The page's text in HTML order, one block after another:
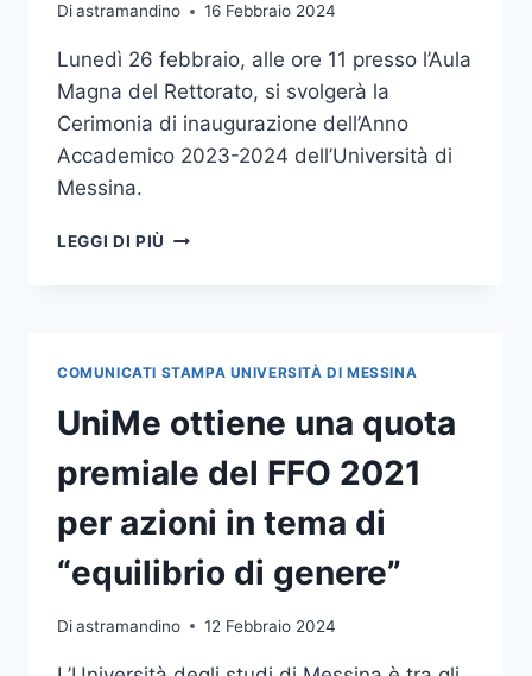
Diastramandino 16 Febbraio 2024
Lunedì 26 febbraio, alle ore 11 presso l’Aula
Magna del Rettorato, si svolgerà la
Cerimonia di inaugurazione dell’Anno
Accademico 2023-2024 dell’Università di
Messina.
LEGGI DI PIÙ LUNEDÌ
2023/24
DELL’UNIVERSITÀ
DI
MESSINA
COMUNICATI STAMPA UNIVERSITÀ DI MESSINA
UniMe ottiene una quota
premiale del FFO 2021
per azioni in tema di
“equilibrio di genere”
Diastramandino 12 Febbraio 2024